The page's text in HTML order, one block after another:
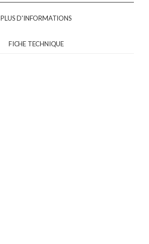
PLUS D'INFORMATIONS
FICHE TECHNIQUE